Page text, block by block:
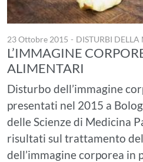
23 Ottobre 2015 -
L’IMMAGINE
ALIMENTARI
Disturbo dell’immagine
presentati nel 2015 a
delle Scienze di Medicina
risultati sul trattamento
dell’immagine corporea in